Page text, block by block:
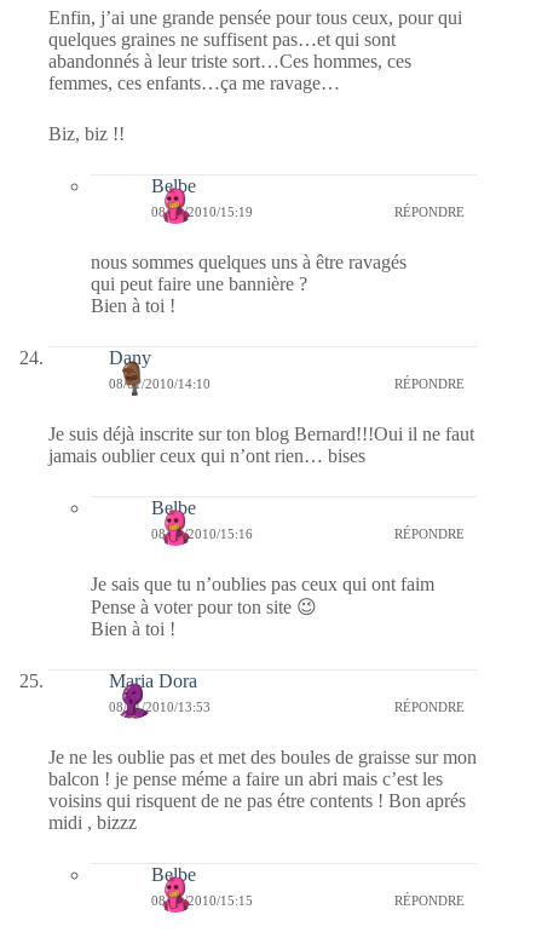
Enfin, j’ai une grande pensée pour tous ceux, pour qui
quelques graines ne suffisent pas…et qui sont
abandonnés à leur triste sort…Ces hommes, ces
femmes, ces enfants…ça me ravage…
Biz, biz !!
Belbe
08/01/2010/15:19 RÉPONDRE
nous sommes quelques uns à être ravagés
qui peut faire une bannière ?
Bien à toi !
Dany
08/01/2010/14:10 RÉPONDRE
Je suis déjà inscrite sur ton blog Bernard!!!Oui il ne faut
jamais oublier ceux qui n’ont rien… bises
Belbe
08/01/2010/15:16 RÉPONDRE
Je sais que tu n’oublies pas ceux qui ont faim
Pense à voter pour ton site 😉
Bien à toi !
Maria Dora
08/01/2010/13:53 RÉPONDRE
Je ne les oublie pas et met des boules de graisse sur mon
balcon ! je pense méme a faire un abri mais c’est les
voisins qui risquent de ne pas étre contents ! Bon aprés
midi , bizzz
Belbe
08/01/2010/15:15 RÉPONDRE